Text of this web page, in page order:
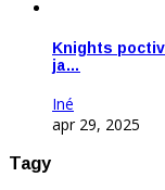
Knights
ja…
Iné
apr 29, 2025
Tagy